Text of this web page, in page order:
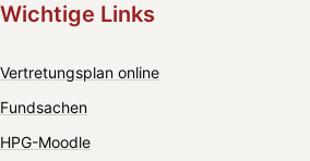
Wichtige Links
Vertretungsplan online
Fundsachen
HPG-Moodle